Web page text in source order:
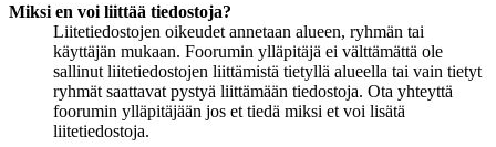
Miksi en voi liittää tiedostoja?
Liitetiedostojen oikeudet annetaan alueen, ryhmän tai
käyttäjän mukaan. Foorumin ylläpitäjä ei välttämättä ole
sallinut liitetiedostojen liittämistä tietyllä alueella tai vain tietyt
ryhmät saattavat pystyä liittämään tiedostoja. Ota yhteyttä
foorumin ylläpitäjään jos et tiedä miksi et voi lisätä
liitetiedostoja.